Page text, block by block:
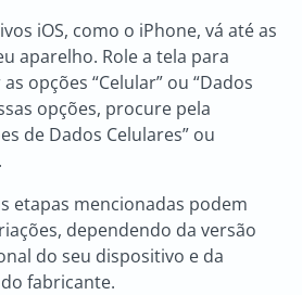
iOS, como o iPhone, vá até as
aparelho. Role a tela para
opções “Celular” ou “Dados
opções, procure pela
de Dados Celulares” ou
etapas mencionadas podem
dependendo da versão
do seu dispositivo e da
fabricante.